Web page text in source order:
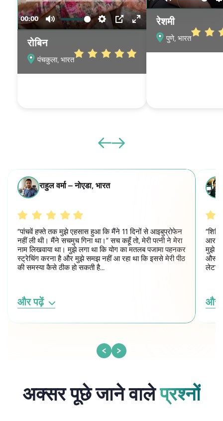
रोबिन
पंचकुला, भारत
रेशमी
पुणे, भारत
राहुल वर्मा – नोएडा, भारत
“पांचवें हफ्ते तक मुझे एहसास हुआ कि मैंने 11 दिनों से आइबुप्रोफेन
नहीं ली थी। मैंने सचमुच गिना था।” सच कहूँ तो, मेरी पत्नी ने मेरा
नाम लिखवाया था। मुझे लगा था कि योग का मतलब पजामा पहनकर
स्ट्रेचिंग करना है और मुझे समझ नहीं आ रहा था कि इससे मेरी पीठ
की समस्या कैसे ठीक हो सकती है…
और पढ़ें
आराम
मुझे
औसतन
लेटा
और
अक्सर पूछे जाने वालेप्रश्नों